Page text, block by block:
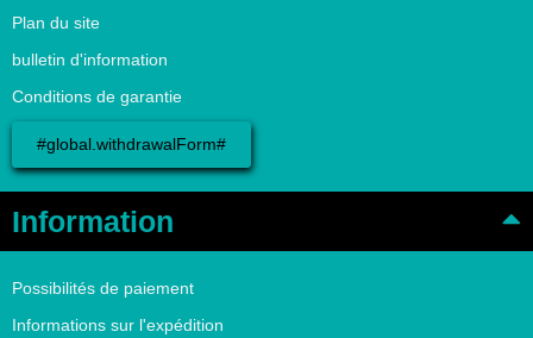
Plan du site
bulletin d'information
Conditions de garantie
#global.withdrawalForm#
Information
Possibilités de paiement
Informations sur l'expédition